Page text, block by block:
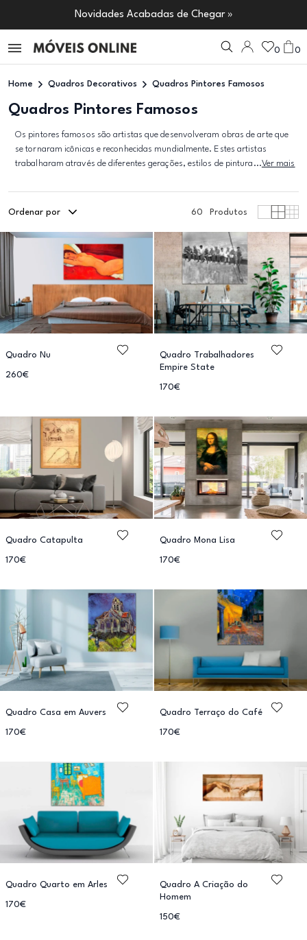
Novidades Acabadas de Chegar »
0 0
Home Quadros Decorativos Quadros Pintores Famosos
Quadros Pintores Famosos
Os pintores famosos são artistas que desenvolveram obras de arte que
se tornaram icônicas e reconhecidas mundialmente. Estes artistas
trabalharam através de diferentes gerações, estilos de pintura...Ver mais
Ordenar por 60 Produtos
Quadro Nu
260€
Quadro Trabalhadores
Empire State
170€
Quadro Catapulta
170€
Quadro Mona Lisa
170€
Quadro Casa em Auvers
170€
Quadro Terraço do Café
170€
Quadro Quarto em Arles
170€
Quadro A Criação do
Homem
150€